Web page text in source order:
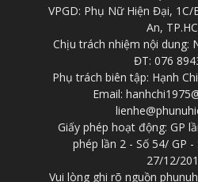
VPGD: Phụ Nữ Hiện Đại,
An,
Chịu trách nhiệm nội dung:
ĐT: 076
Phụ trách biên tập: Hạnh
Email:
Giấy phép hoạt động: GP
phép lần 2 - Số 54/ GP
27/12/
Vui lòng ghi rõ nguồn